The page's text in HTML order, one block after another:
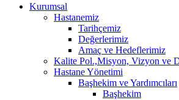
Kurumsal
Hastanemiz
Tarihçemiz
Değerlerimiz
Amaç ve Hedeflerimiz
Kalite Pol.,Misyon, Vizyon ve
Hastane Yönetimi
Başhekim ve Yardımcıları
Başhekim